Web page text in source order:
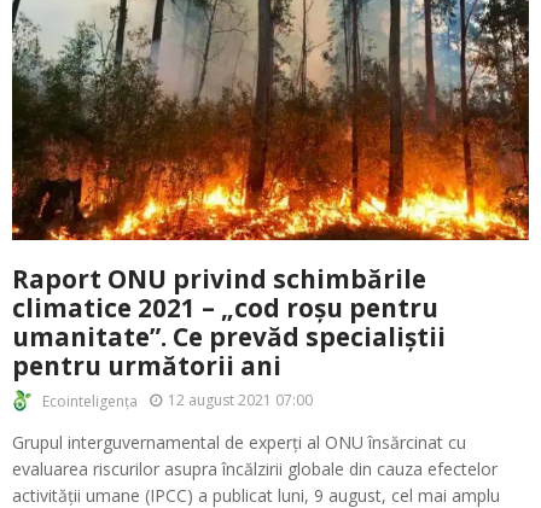
Raport ONU privind schimbările
climatice 2021 – „cod roșu pentru
umanitate”. Ce prevăd specialiștii
pentru următorii ani
Ecointeligența 12 august 2021 07:00
Grupul interguvernamental de experți al ONU însărcinat cu
evaluarea riscurilor asupra încălzirii globale din cauza efectelor
activității umane (IPCC) a publicat luni, 9 august, cel mai amplu